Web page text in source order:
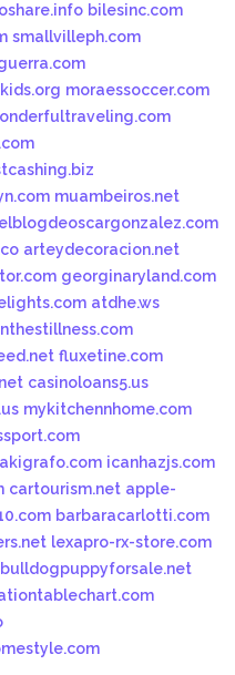
bilesinc.com
smallvilleph.com
moraessoccer.com
muambeiros.net
elblogdeoscargonzalez.com
arteydecoracion.net
georginaryland.com
atdhe.ws
fluxetine.com
casinoloans5.us
mykitchennhome.com
icanhazjs.com
cartourism.net apple-
barbaracarlotti.com
lexapro-rx-store.com